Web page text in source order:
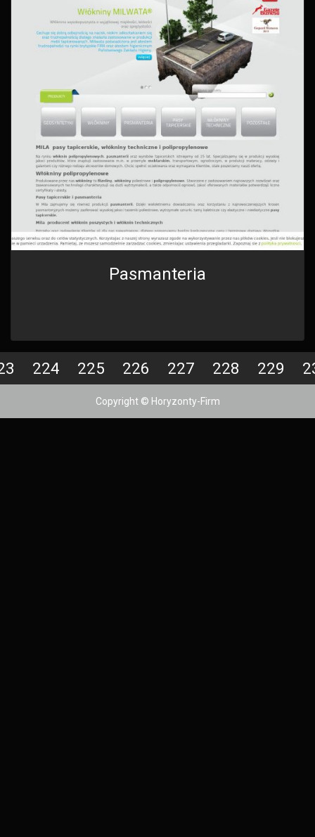
Pasmanteria
224 225 226 227 228 229
Copyright © Horyzonty-Firm